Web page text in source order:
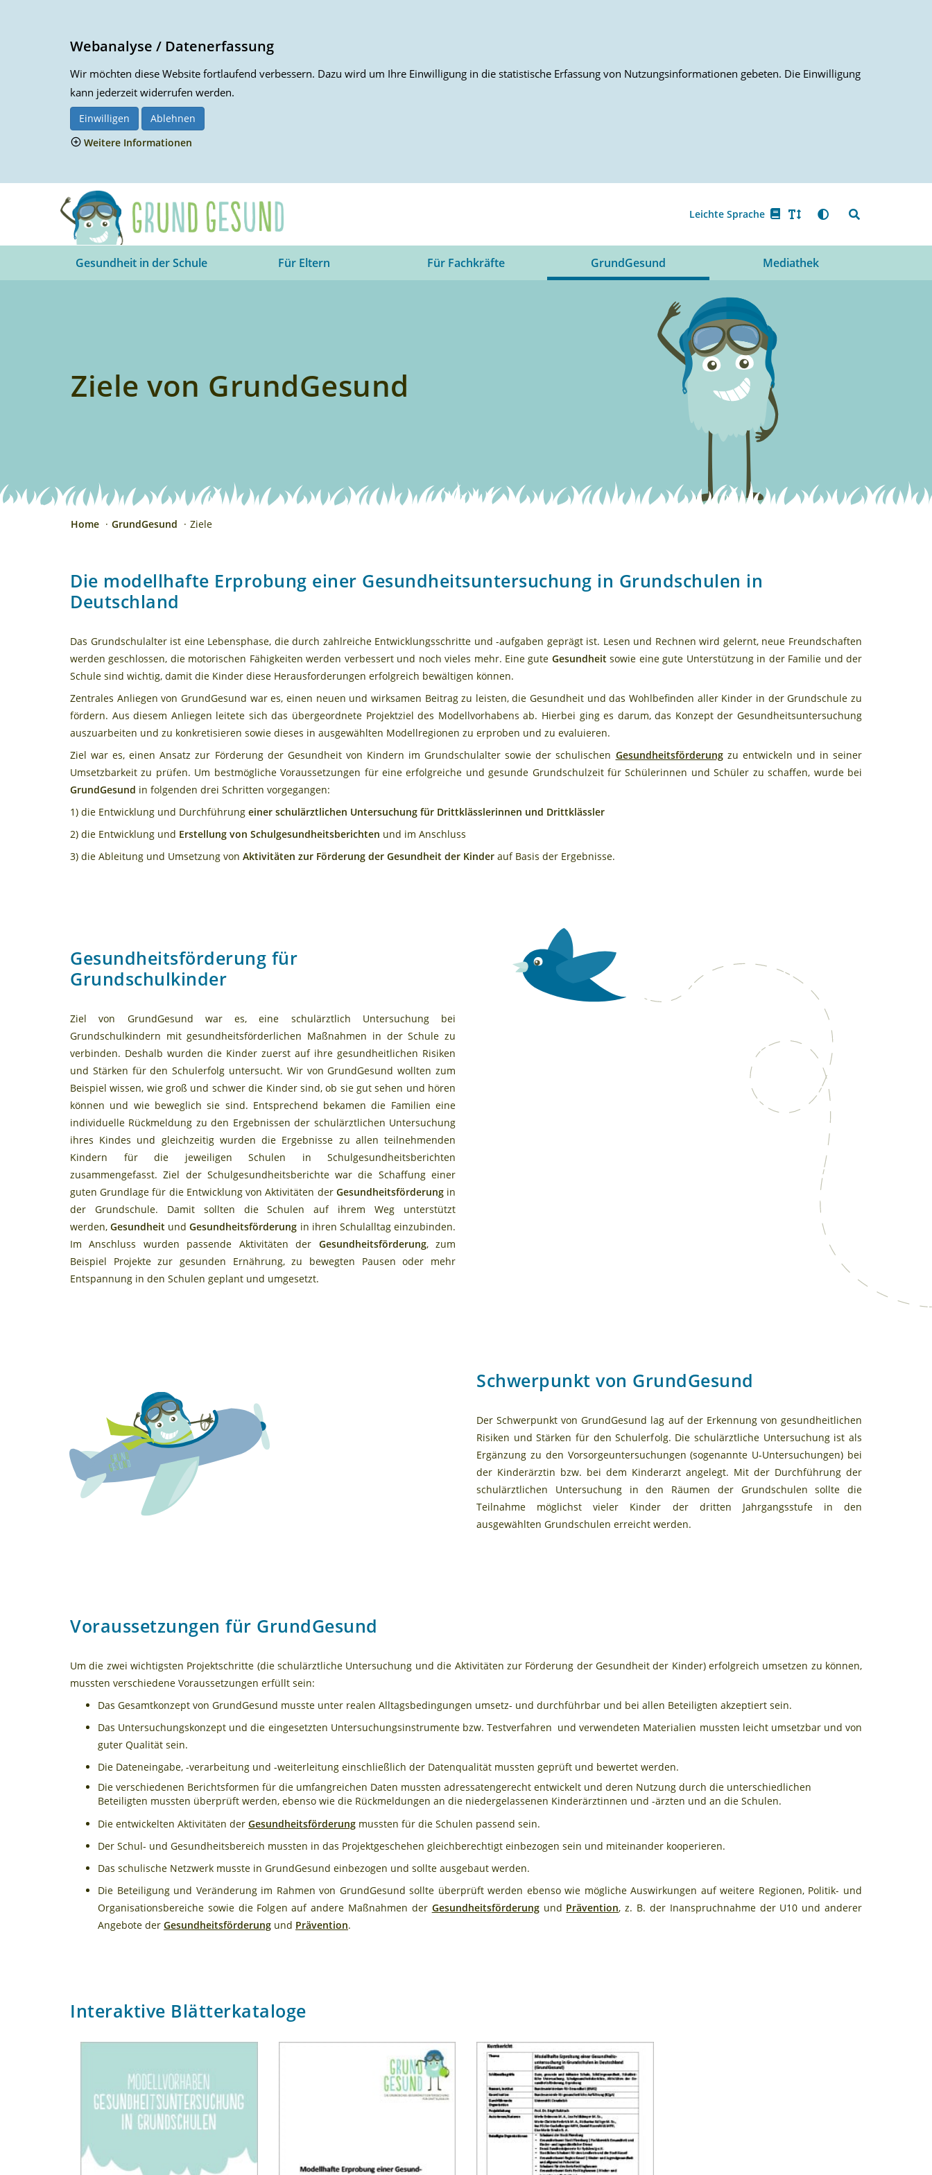
Webanalyse / Datenerfassung
Wir möchten diese Website fortlaufend verbessern. Dazu wird um Ihre Einwilligung in die statistische Erfassung von Nutzungsinformationen gebeten. Die Einwilligung
kann jederzeit widerrufen werden.
Einwilligen
Ablehnen
Weitere Informationen
Leichte Sprache
Gesundheit in der Schule Für Eltern Für Fachkräfte GrundGesund Mediathek
Ziele von GrundGesund
Home GrundGesund Ziele
Die modellhafte Erprobung einer Gesundheitsuntersuchung in Grundschulen in
Deutschland
Das Grundschulalter ist eine Lebensphase, die durch zahlreiche Entwicklungsschritte und -aufgaben geprägt ist. Lesen und Rechnen wird gelernt, neue Freundschaften
werden geschlossen, die motorischen Fähigkeiten werden verbessert und noch vieles mehr. Eine gute Gesundheitsowie eine gute Unterstützung in der Familie und der
Schule sind wichtig, damit die Kinder diese Herausforderungen erfolgreich bewältigen können.
Zentrales Anliegen von GrundGesund war es, einen neuen und wirksamen Beitrag zu leisten, die Gesundheit und das Wohlbefinden aller Kinder in der Grundschule zu
fördern. Aus diesem Anliegen leitete sich das übergeordnete Projektziel des Modellvorhabens ab. Hierbei ging es darum, das Konzept der Gesundheitsuntersuchung
auszuarbeiten und zu konkretisieren sowie dieses in ausgewählten Modellregionen zu erproben und zu evaluieren.
Ziel war es, einen Ansatz zur Förderung der Gesundheit von Kindern im Grundschulalter sowie der schulischen Gesundheitsförderungzu entwickeln und in seiner
Umsetzbarkeit zu prüfen. Um bestmögliche Voraussetzungen für eine erfolgreiche und gesunde Grundschulzeit für Schülerinnen und Schüler zu schaffen, wurde bei
GrundGesund in folgenden drei Schritten vorgegangen:
1) die Entwicklung und Durchführung einer schulärztlichen Untersuchung für Drittklässlerinnen und Drittklässler
2) die Entwicklung und Erstellung von Schulgesundheitsberichten und im Anschluss
3) die Ableitung und Umsetzung von Aktivitäten zur Förderung der Gesundheit der Kinder auf Basis der Ergebnisse.
Gesundheitsförderung für
Grundschulkinder
Ziel von GrundGesund war es, eine schulärztlich Untersuchung bei
Grundschulkindern mit gesundheitsförderlichen Maßnahmen in der Schule zu
verbinden. Deshalb wurden die Kinder zuerst auf ihre gesundheitlichen Risiken
und Stärken für den Schulerfolg untersucht. Wir von GrundGesund wollten zum
Beispiel wissen, wie groß und schwer die Kinder sind, ob sie gut sehen und hören
können und wie beweglich sie sind. Entsprechend bekamen die Familien eine
individuelle Rückmeldung zu den Ergebnissen der schulärztlichen Untersuchung
ihres Kindes und gleichzeitig wurden die Ergebnisse zu allen teilnehmenden
Kindern für die jeweiligen Schulen in Schulgesundheitsberichten
zusammengefasst. Ziel der Schulgesundheitsberichte war die Schaffung einer
guten Grundlage für die Entwicklung von Aktivitäten der Gesundheitsförderungin
der Grundschule. Damit sollten die Schulen auf ihrem Weg unterstützt
werden,Gesundheit undGesundheitsförderung in ihren Schulalltag einzubinden.
Im Anschluss wurden passende Aktivitäten der Gesundheitsförderung, zum
Beispiel Projekte zur gesunden Ernährung, zu bewegten Pausen oder mehr
Entspannung in den Schulen geplant und umgesetzt.
Schwerpunkt von GrundGesund
Der Schwerpunkt von GrundGesund lag auf der Erkennung von gesundheitlichen
Risiken und Stärken für den Schulerfolg. Die schulärztliche Untersuchung ist als
Ergänzung zu den Vorsorgeuntersuchungen (sogenannte U-Untersuchungen) bei
der Kinderärztin bzw. bei dem Kinderarzt angelegt. Mit der Durchführung der
schulärztlichen Untersuchung in den Räumen der Grundschulen sollte die
Teilnahme möglichst vieler Kinder der dritten Jahrgangsstufe in den
ausgewählten Grundschulen erreicht werden.
Voraussetzungen für GrundGesund
Um die zwei wichtigsten Projektschritte (die schulärztliche Untersuchung und die Aktivitäten zur Förderung der Gesundheit der Kinder) erfolgreich umsetzen zu können,
mussten verschiedene Voraussetzungen erfüllt sein:
Das Gesamtkonzept von GrundGesund musste unter realen Alltagsbedingungen umsetz- und durchführbar und bei allen Beteiligten akzeptiert sein.
Das Untersuchungskonzept und die eingesetzten Untersuchungsinstrumente bzw. Testverfahren und verwendeten Materialien mussten leicht umsetzbar und von
guter Qualität sein.
Die Dateneingabe, -verarbeitung und -weiterleitung einschließlich der Datenqualität mussten geprüft und bewertet werden.
Die verschiedenen Berichtsformen für die umfangreichen Daten mussten adressatengerecht entwickelt und deren Nutzung durch die unterschiedlichen
Beteiligten mussten überprüft werden, ebenso wie die Rückmeldungen an die niedergelassenen Kinderärztinnen und -ärzten und an die Schulen.
Die entwickelten Aktivitäten der Gesundheitsförderung mussten für die Schulen passend sein.
Der Schul- und Gesundheitsbereich mussten in das Projektgeschehen gleichberechtigt einbezogen sein und miteinander kooperieren.
Das schulische Netzwerk musste in GrundGesund einbezogen und sollte ausgebaut werden.
Die Beteiligung und Veränderung im Rahmen von GrundGesund sollte überprüft werden ebenso wie mögliche Auswirkungen auf weitere Regionen, Politik- und
Organisationsbereiche sowie die Folgen auf andere Maßnahmen der Gesundheitsförderungund Prävention, z. B. der Inanspruchnahme der U10 und anderer
Angebote der Gesundheitsförderung und Prävention.
Interaktive Blätterkataloge